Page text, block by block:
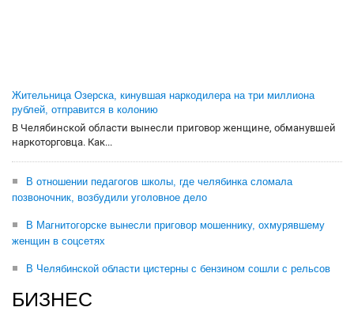
Жительница Озерска, кинувшая наркодилера на три миллиона
рублей, отправится в колонию
В Челябинской области вынесли приговор женщине, обманувшей
наркоторговца. Как...
В отношении педагогов школы, где челябинка сломала
позвоночник, возбудили уголовное дело
В Магнитогорске вынесли приговор мошеннику, охмурявшему
женщин в соцсетях
В Челябинской области цистерны с бензином сошли с рельсов
БИЗНЕС